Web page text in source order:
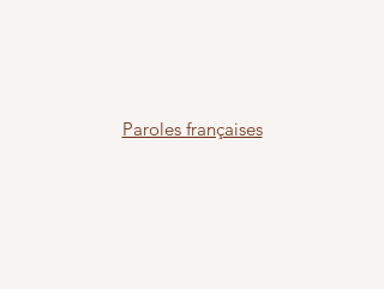
Paroles françaises